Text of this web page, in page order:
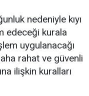
nedeniyle kıyı
edeceği kurala
uygulanacağı
rahat ve güvenli
ilişkin kuralları